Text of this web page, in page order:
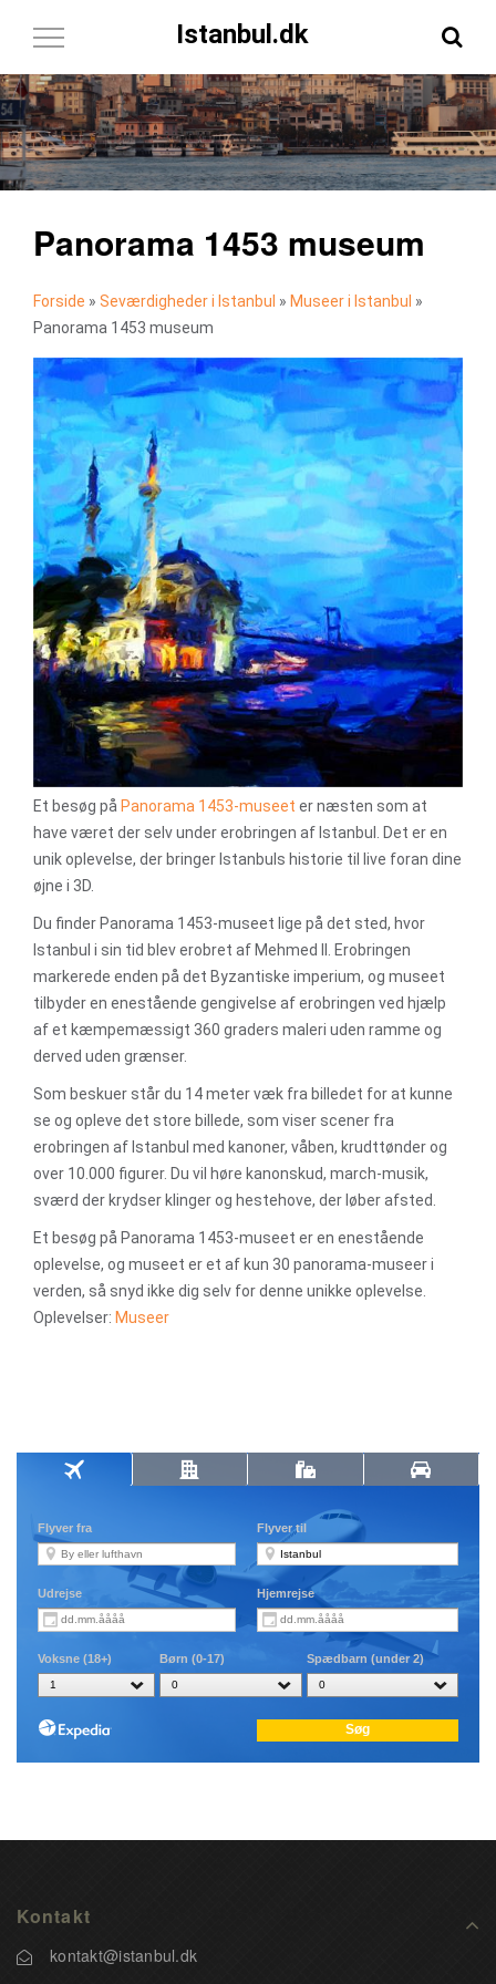
Istanbul.dk
Toggle
Panorama 1453 museum
Forside » Seværdigheder i Istanbul » Museer i Istanbul »
Panorama 1453 museum
Et besøg på Panorama 1453-museet er næsten som at
have været der selv under erobringen af Istanbul. Det er en
unik oplevelse, der bringer Istanbuls historie til live foran dine
øjne i 3D.
Du finder Panorama 1453-museet lige på det sted, hvor
Istanbul i sin tid blev erobret af Mehmed II. Erobringen
markerede enden på det Byzantiske imperium, og museet
tilbyder en enestående gengivelse af erobringen ved hjælp
af et kæmpemæssigt 360 graders maleri uden ramme og
derved uden grænser.
Som beskuer står du 14 meter væk fra billedet for at kunne
se og opleve det store billede, som viser scener fra
erobringen af Istanbul med kanoner, våben, krudttønder og
over 10.000 figurer. Du vil høre kanonskud, march-musik,
sværd der krydser klinger og hestehove, der løber afsted.
Et besøg på Panorama 1453-museet er en enestående
oplevelse, og museet er et af kun 30 panorama-museer i
verden, så snyd ikke dig selv for denne unikke oplevelse.
Oplevelser: Museer
Kontakt
kontakt@istanbul.dk